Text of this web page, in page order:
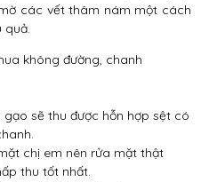
các vết thâm nám một cách
quả.
không đường, chanh
sẽ thu được hỗn hợp sệt có
chị em nên rửa mặt thật
thu tốt nhất.